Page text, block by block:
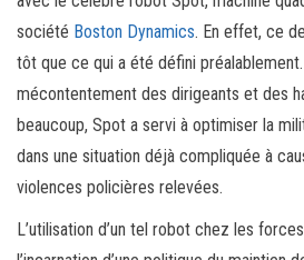
société Boston Dynamics. En effet, ce
tôt que ce qui a été défini
mécontentement des dirigeants et des
beaucoup, Spot a servi à optimiser la
dans une situation déjà compliquée à
violences policières relevées.
L’utilisation d’un tel robot chez les